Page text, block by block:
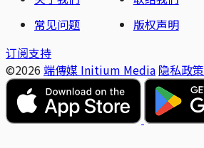
常见问题
版权声明
订阅支持
©2026 端傳媒 Initium Media 隐私政策